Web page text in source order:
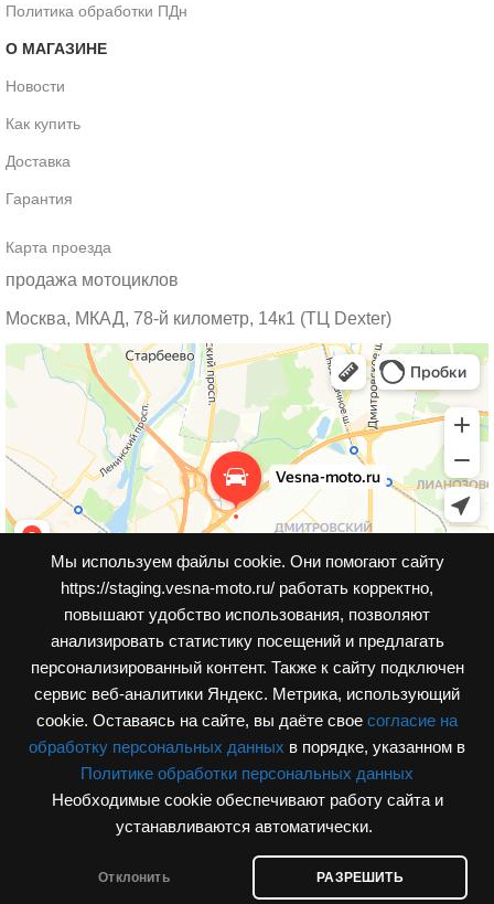
Мы используем файлы cookie. Они помогают сайту
https://staging.vesna-moto.ru/ работать корректно,
повышают удобство использования, позволяют
анализировать статистику посещений и предлагать
персонализированный контент. Также к cайту подключен
сервис веб-аналитики Яндекс. Метрика, использующий
cookie. Оставаясь на сайте, вы даёте свое согласие на
обработку персональных данных в порядке, указанном в
Политике обработки персональных данных
Необходимые cookie обеспечивают работу сайта и
устанавливаются автоматически.
Отклонить РАЗРЕШИТЬ
Политика обработки ПДн
О МАГАЗИНЕ
Новости
Как купить
Доставка
Гарантия
Карта проезда
продажа мотоциклов
Москва, МКАД, 78-й километр, 14к1 (ТЦ Dexter)
Разработка сайта